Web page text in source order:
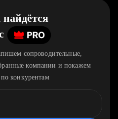
найдётся
сопроводительные,
компании и покажем
по конкурентам